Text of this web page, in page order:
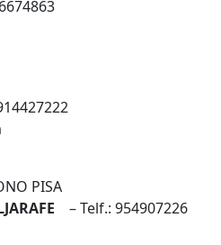
PISA
– Telf.: 954907226